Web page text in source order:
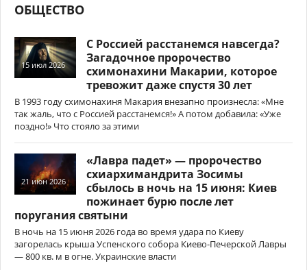
ОБЩЕСТВО
15 июл 2026
С Россией расстанемся навсегда?
Загадочное пророчество
схимонахини Макарии, которое
тревожит даже спустя 30 лет
В 1993 году схимонахиня Макария внезапно произнесла: «Мне
так жаль, что с Россией расстанемся!» А потом добавила: «Уже
поздно!» Что стояло за этими
21 июн 2026
«Лавра падет» — пророчество
схиархимандрита Зосимы
сбылось в ночь на 15 июня: Киев
пожинает бурю после лет
поругания святыни
В ночь на 15 июня 2026 года во время удара по Киеву
загорелась крыша Успенского собора Киево-Печерской Лавры
— 800 кв. м в огне. Украинские власти